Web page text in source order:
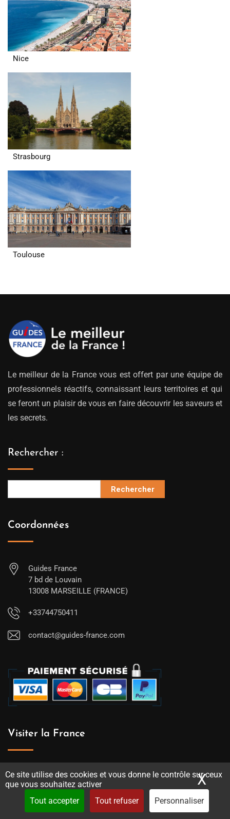
Ce site utilise des cookies et vous donne le contrôle sur ceux
que vous souhaitez activer
Tout accepter
Tout refuser Personnaliser
X
Nice
Strasbourg
Toulouse
Le meilleur de la France vous est offert par une équipe de
professionnels réactifs, connaissant leurs territoires et qui
se feront un plaisir de vous en faire découvrir les saveurs et
les secrets.
Rechercher :
Rechercher
Coordonnées
Guides France
7 bd de Louvain
13008 MARSEILLE (FRANCE)
+33744750411
contact@guides-france.com
Visiter la France
Annuaire des guides-conférenciers de France
Le meilleur de la France et ses régions